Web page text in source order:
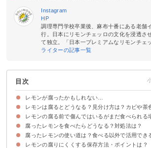
Instagram
HP
調理専門学校卒業後、麻布十番にある老舗
行。日本にリモンチェッロの文化を浸透さ
て独立。「日本一プレミアムなリモンチェ
ライターの記事一覧
目次
レモンが腐ったかもしれない…
まずはレモンの日持ち期間を知っておこう
レモンは腐るとどうなる？見分け方は？カビや茶
①見た目
②感触
③味わい・臭い
レモンの腐る前で傷んではいるがまだ食べられる
腐ったレモンを食べたらどうなる？対処法は？
腐ったレモンを食べても食中毒になる可能性は低く
症状がひどい場合は病院へ行こう
腐ったレモンの使い道は？食べる以外で活用でき
①油汚れが目立つ場所の掃除に利用する
②蛇口・鏡の水垢取りに使う
③ポットのカルキ汚れに使う
レモンの腐りにくくする保存方法・ポイントは？